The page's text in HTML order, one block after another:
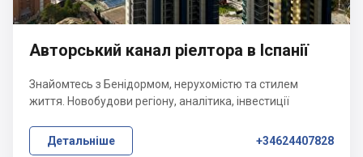
Авторський канал ріелтора в Іспанії
Знайомтесь з Бенідормом, нерухомістю та стилем
життя. Новобудови регіону, аналітика, інвестиції
Детальніше +34624407828